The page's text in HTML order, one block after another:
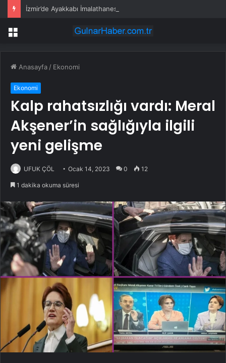
İzmir’de Ayakkabı İmalathanesinde Yangın
Menü
Anasayfa / Ekonomi
Ekonomi
Kalp rahatsızlığı vardı: Meral
Akşener’in sağlığıyla ilgili
yeni gelişme
UFUK ÇÖL Ocak 14, 2023 0 12
1 dakika okuma süresi